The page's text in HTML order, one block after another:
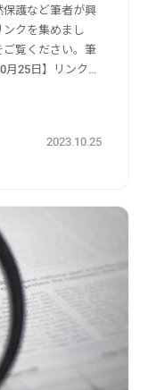
2023.10.25
護など筆者が興
クを集めまし
覧ください。筆
月25日】リンク